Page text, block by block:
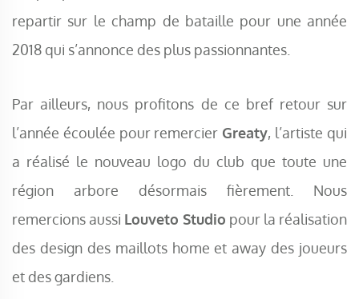
repartir sur le champ de bataille pour une année
2018 qui s’annonce des plus passionnantes.
Par ailleurs, nous profitons de ce bref retour sur
l’année écoulée pour remercier Greaty, l’artiste qui
a réalisé le nouveau logo du club que toute une
région arbore désormais fièrement. Nous
remercions aussi Louveto Studio pour la réalisation
des design des maillots home et away des joueurs
et des gardiens.